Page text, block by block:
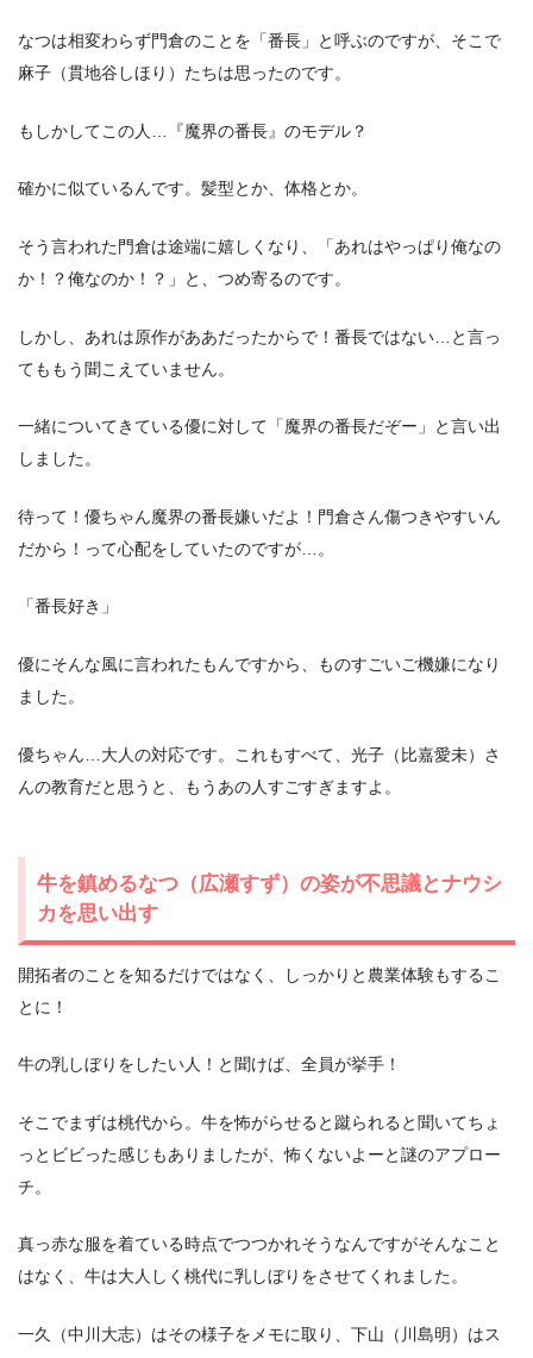
なつは相変わらず門倉のことを「番長」と呼ぶのですが、そこで
麻子（貫地谷しほり）たちは思ったのです。
もしかしてこの人…『魔界の番長』のモデル？
確かに似ているんです。髪型とか、体格とか。
そう言われた門倉は途端に嬉しくなり、「あれはやっぱり俺なの
か！？俺なのか！？」と、つめ寄るのです。
しかし、あれは原作がああだったからで！番長ではない…と言っ
てももう聞こえていません。
一緒についてきている優に対して「魔界の番長だぞー」と言い出
しました。
待って！優ちゃん魔界の番長嫌いだよ！門倉さん傷つきやすいん
だから！って心配をしていたのですが…。
「番長好き」
優にそんな風に言われたもんですから、ものすごいご機嫌になり
ました。
優ちゃん…大人の対応です。これもすべて、光子（比嘉愛未）さ
んの教育だと思うと、もうあの人すごすぎますよ。
牛を鎮めるなつ（広瀬すず）の姿が不思議とナウシ
カを思い出す
開拓者のことを知るだけではなく、しっかりと農業体験もするこ
とに！
牛の乳しぼりをしたい人！と聞けば、全員が挙手！
そこでまずは桃代から。牛を怖がらせると蹴られると聞いてちょ
っとビビった感じもありましたが、怖くないよーと謎のアプロー
チ。
真っ赤な服を着ている時点でつつかれそうなんですがそんなこと
はなく、牛は大人しく桃代に乳しぼりをさせてくれました。
一久（中川大志）はその様子をメモに取り、下山（川島明）はス